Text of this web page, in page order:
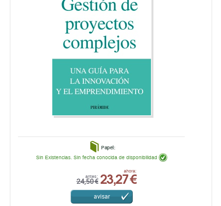
Papel:
antes:
24,50 €
ahora:
23,27 €
Sin Existencias. Sin fecha conocida de disponibilidad
avisar